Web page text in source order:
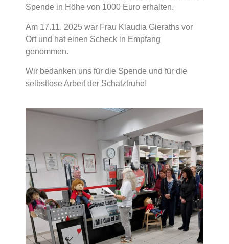
Spende in Höhe von 1000 Euro erhalten.
Am 17.11. 2025 war Frau Klaudia Gieraths vor
Ort und hat einen Scheck in Empfang
genommen.
Wir bedanken uns für die Spende und für die
selbstlose Arbeit der Schatztruhe!